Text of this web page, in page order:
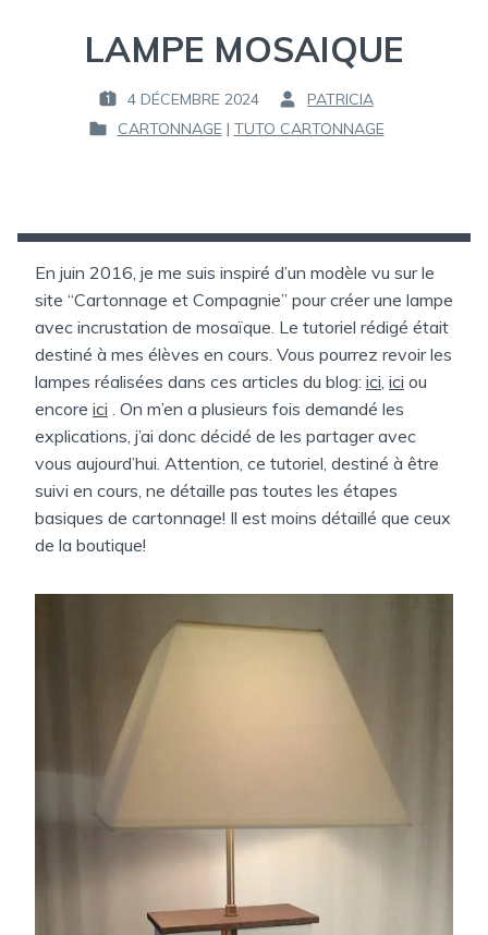
LAMPE MOSAIQUE
P
U
É
E
:
4 DÉCEMBRE 2024
P
A
PATRICIA
P
I
D
A
N
S
CARTONNAGE | TUTO CARTONNAGE
En juin 2016, je me suis inspiré d’un modèle vu sur le
site “Cartonnage et Compagnie” pour créer une lampe
avec incrustation de mosaïque. Le tutoriel rédigé était
destiné à mes élèves en cours. Vous pourrez revoir les
lampes réalisées dans ces articles du blog: ici, ici ou
encore ici . On m’en a plusieurs fois demandé les
explications, j’ai donc décidé de les partager avec
vous aujourd’hui. Attention, ce tutoriel, destiné à être
suivi en cours, ne détaille pas toutes les étapes
basiques de cartonnage! Il est moins détaillé que ceux
de la boutique!